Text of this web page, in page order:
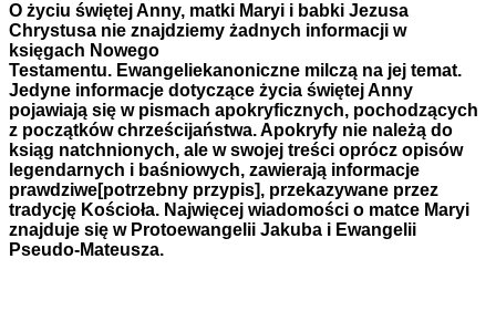
O życiu świętej Anny, matki Maryi i babki Jezusa
Chrystusa nie znajdziemy żadnych informacji w
księgach Nowego
Testamentu. Ewangeliekanoniczne milczą na jej temat.
Jedyne informacje dotyczące życia świętej Anny
pojawiają się w pismach apokryficznych, pochodzących
z początków chrześcijaństwa. Apokryfy nie należą do
ksiąg natchnionych, ale w swojej treści oprócz opisów
legendarnych i baśniowych, zawierają informacje
prawdziwe[potrzebny przypis], przekazywane przez
tradycję Kościoła. Najwięcej wiadomości o matce Maryi
znajduje się w Protoewangelii Jakuba i Ewangelii
Pseudo-Mateusza.